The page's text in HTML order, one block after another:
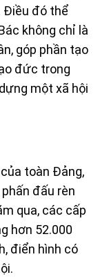
Điều đó thể
không chỉ là
góp phần tạo
đức trong
một xã hội
toàn Đảng,
đấu rèn
qua, các cấp
hơn 52.000
điển hình có